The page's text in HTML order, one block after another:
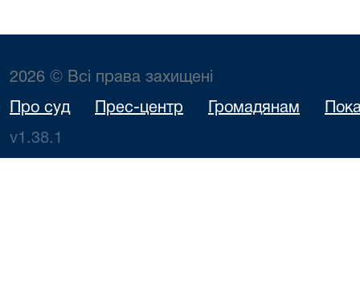
2026 © Всі права захищені
Про суд Прес-центр Громадянам
v1.38.1